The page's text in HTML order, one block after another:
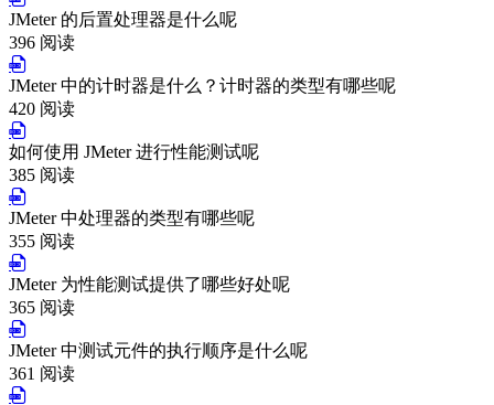
JMeter 的后置处理器是什么呢
396 阅读
JMeter 中的计时器是什么？计时器的类型有哪些呢
420 阅读
如何使用 JMeter 进行性能测试呢
385 阅读
JMeter 中处理器的类型有哪些呢
355 阅读
JMeter 为性能测试提供了哪些好处呢
365 阅读
JMeter 中测试元件的执行顺序是什么呢
361 阅读